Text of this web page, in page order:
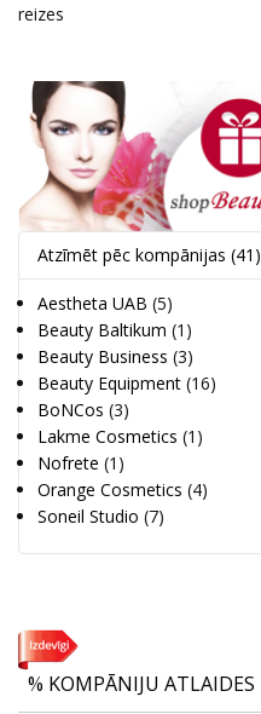
reizes
Atzīmēt pēc kompānijas (41)
Aestheta UAB (5)
Beauty Baltikum (1)
Beauty Business (3)
Beauty Equipment (16)
BoNCos (3)
Lakme Cosmetics (1)
Nofrete (1)
Orange Cosmetics (4)
Soneil Studio (7)
% KOMPĀNIJU ATLAIDES